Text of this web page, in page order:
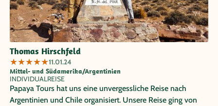
Thomas Hirschfeld
★★★★★11.01.24
Mittel- und Südamerika/Argentinien
INDIVIDUALREISE
Papaya Tours hat uns eine unvergessliche Reise nach
Argentinien und Chile organisiert. Unsere Reise ging von